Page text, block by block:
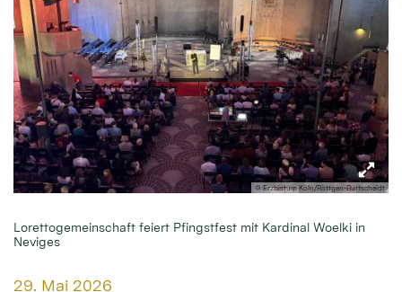
© Erzbistum Köln/Röttgen-Burtscheidt
Lorettogemeinschaft feiert Pfingstfest mit Kardinal Woelki in
Neviges
Datum:
29. Mai 2026